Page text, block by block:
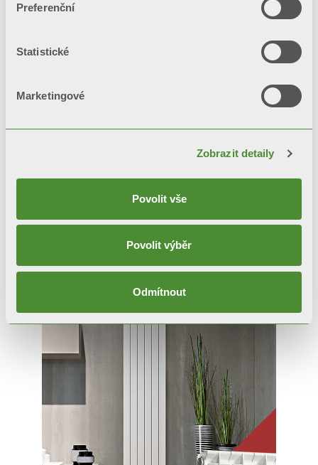
Preferenční
Statistické
Marketingové
Zobrazit detaily
Povolit vše
Povolit výběr
Odmítnout
GARDA S/90